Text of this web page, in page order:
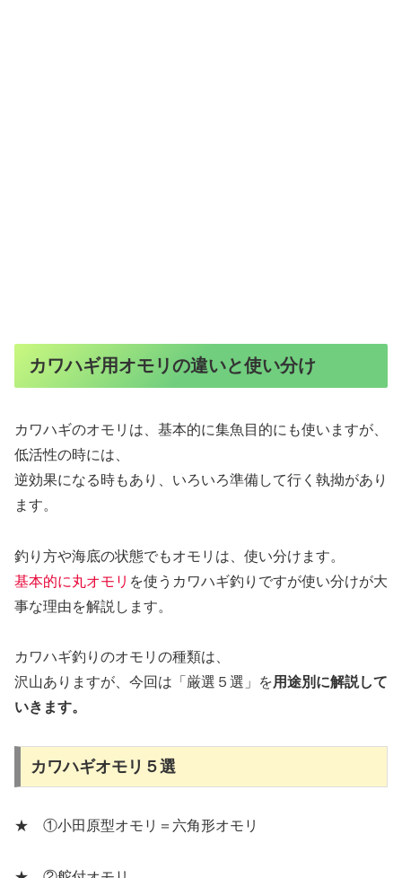
カワハギ用オモリの違いと使い分け
カワハギのオモリは、基本的に集魚目的にも使いますが、
低活性の時には、
逆効果になる時もあり、いろいろ準備して行く執拗があり
ます。
釣り方や海底の状態でもオモリは、使い分けます。
基本的に丸オモリ を使うカワハギ釣りですが使い分けが大
事な理由を解説します。
カワハギ釣りのオモリの種類は、
沢山ありますが、今回は「厳選５選」を用途別に解説して
いきます。
カワハギオモリ５選
★ ①小田原型オモリ＝六角形オモリ